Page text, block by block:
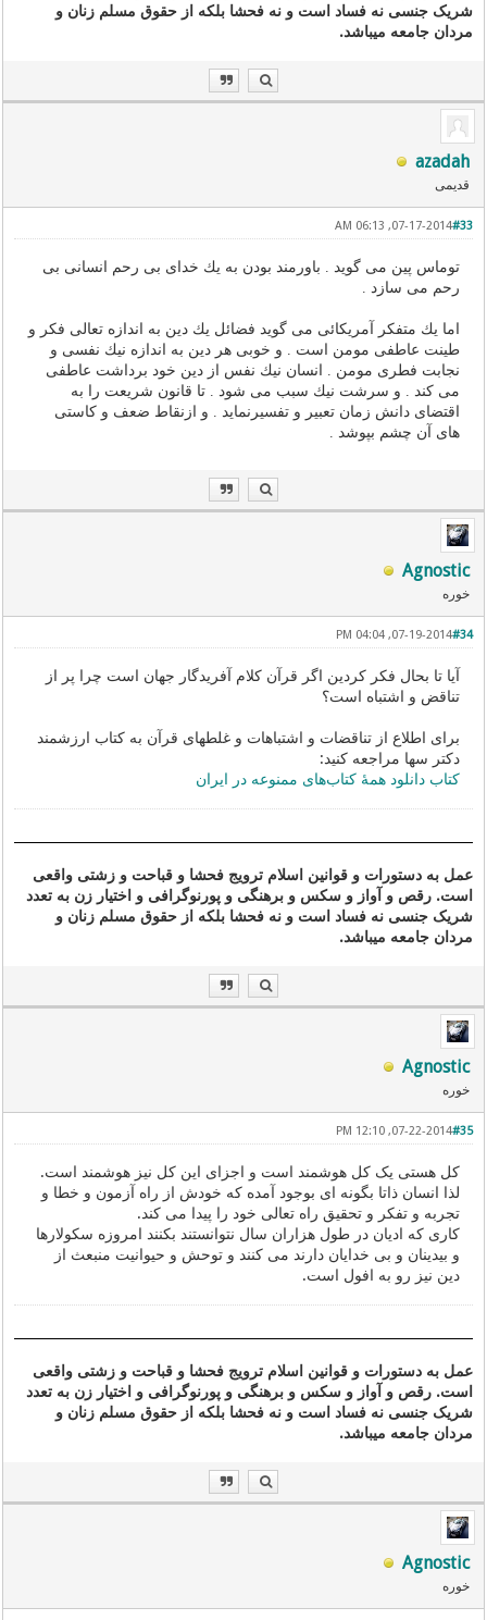
شریک جنسی نه فساد است و نه فحشا بلکه از حقوق مسلم زنان و
مردان جامعه میباشد.
azadah
قدیمی
#33
07-17-2014, 06:13 AM
توماس پین می گوید . باورمند بودن به یك خدای بی رحم انسانی بی
رحم می سازد .
اما یك متفكر آمریكائی می گوید فضائل یك دین به اندازه تعالی فكر و
طینت عاطفی مومن است . و خوبی هر دین به اندازه نیك نفسی و
نجابت فطری مومن . انسان نیك نفس از دین خود برداشت عاطفی
می كند . و سرشت نیك سبب می شود . تا قانون شریعت را به
اقتضای دانش زمان تعبیر و تفسیرنماید . و ازنقاط ضعف و كاستی
های آن چشم بپوشد .
Agnostic
خوره
#34
07-19-2014, 04:04 PM
آیا تا بحال فکر کردین اگر قرآن کلام آفریدگار جهان است چرا پر از
تناقض و اشتباه است؟
برای اطلاع از تناقضات و اشتباهات و غلطهای قرآن به کتاب ارزشمند
دکتر سها مراجعه کنید:
کتاب دانلود همهٔ کتاب‌های ممنوعه در ایران
عمل به دستورات و قوانین اسلام ترویج فحشا و قباحت و زشتی واقعی
است. رقص و آواز و سکس و برهنگی و پورنوگرافی و اختیار زن به تعدد
شریک جنسی نه فساد است و نه فحشا بلکه از حقوق مسلم زنان و
مردان جامعه میباشد.
Agnostic
خوره
#35
07-22-2014, 12:10 PM
کل هستی یک کل هوشمند است و اجزای این کل نیز هوشمند است.
لذا انسان ذاتا بگونه ای بوجود آمده که خودش از راه آزمون و خطا و
تجربه و تفکر و تحقیق راه تعالی خود را پیدا می کند.
کاری که ادیان در طول هزاران سال نتوانستند بکنند امروزه سکولارها
و بیدینان و بی خدایان دارند می کنند و توحش و حیوانیت منبعث از
دین نیز رو به افول است.
عمل به دستورات و قوانین اسلام ترویج فحشا و قباحت و زشتی واقعی
است. رقص و آواز و سکس و برهنگی و پورنوگرافی و اختیار زن به تعدد
شریک جنسی نه فساد است و نه فحشا بلکه از حقوق مسلم زنان و
مردان جامعه میباشد.
Agnostic
خوره